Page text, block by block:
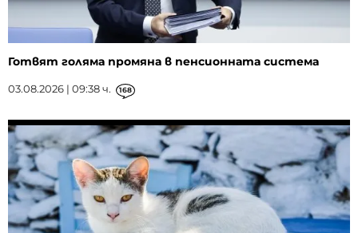
Готвят голяма промяна в пенсионната система
03.08.2026 | 09:38 ч. 168